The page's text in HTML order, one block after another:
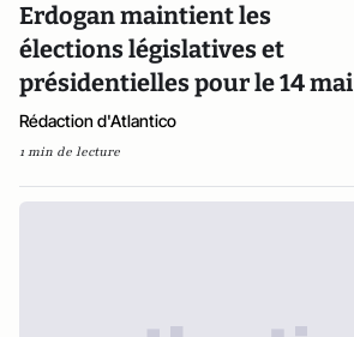
Erdogan maintient les
élections législatives et
présidentielles pour le 14 mai
Rédaction d'Atlantico
1 min de lecture